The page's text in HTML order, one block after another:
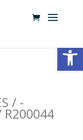
/ -
R200044